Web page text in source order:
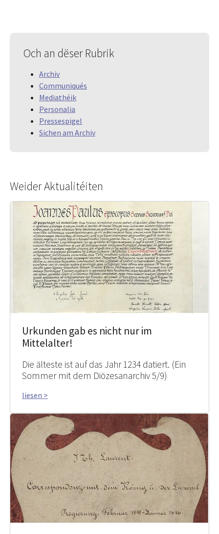
Och an dëser Rubrik
Archiv
Communiqués
Mediathéik
Personalia
Pressespigel
Sichen am Archiv
Weider Aktualitéiten
Urkunden gab es nicht nur im
Mittelalter!
Die älteste ist auf das Jahr 1234 datiert. (Ein
Sommer mit dem Diözesanarchiv 5/9)
liesen >